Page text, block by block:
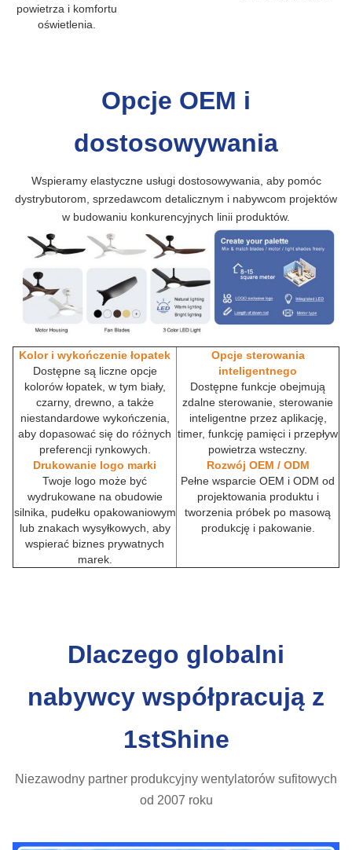
powietrza i komfortu
oświetlenia.
Opcje OEM i
dostosowywania
Wspieramy elastyczne usługi dostosowywania, aby pomóc
dystrybutorom, sprzedawcom detalicznym i nabywcom projektów
w budowaniu konkurencyjnych linii produktów.
Kolor i wykończenie łopatek
Dostępne są liczne opcje
kolorów łopatek, w tym biały,
czarny, drewno, a także
niestandardowe wykończenia,
aby dopasować się do różnych
preferencji rynkowych.
Drukowanie logo marki
Twoje logo może być
wydrukowane na obudowie
silnika, pudełku opakowaniowym
lub znakach wysyłkowych, aby
wspierać biznes prywatnych
marek.
Opcje sterowania
inteligentnego
Dostępne funkcje obejmują
zdalne sterowanie, sterowanie
inteligentne przez aplikację,
timer, funkcję pamięci i przepływ
powietrza wsteczny.
Rozwój OEM / ODM
Pełne wsparcie OEM i ODM od
projektowania produktu i
tworzenia próbek po masową
produkcję i pakowanie.
Dlaczego globalni
nabywcy współpracują z
1stShine
Niezawodny partner produkcyjny wentylatorów sufitowych
od 2007 roku